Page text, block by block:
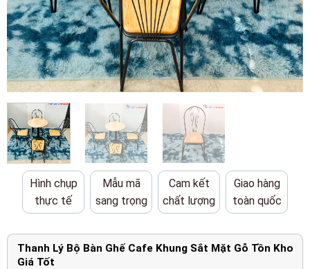
Hình chụp
thực tế
Mẫu mã
sang trọng
Cam kết
chất lượng
Giao hàng
toàn quốc
Thanh Lý Bộ Bàn Ghế Cafe Khung Sắt Mặt Gỗ Tồn Kho
Giá Tốt